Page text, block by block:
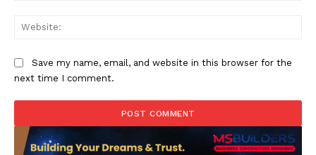
Save my name, email, and website in this browser for the
next time I comment.